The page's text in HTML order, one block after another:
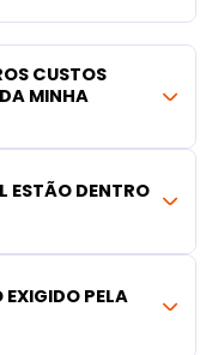
CUSTOS
MINHA
ESTÃO DENTRO
PELA